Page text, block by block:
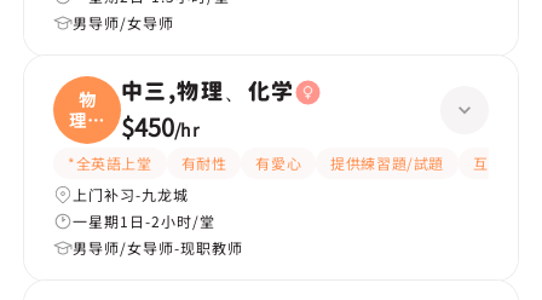
男导师/女导师
物
理、
化学
中三,物理、化学
$450/hr
*全英語上堂 有耐性 有愛心 提供練習題/試題
互動教學
上门补习-九龙城
一星期1日-2小时/堂
男导师/女导师-现职教师